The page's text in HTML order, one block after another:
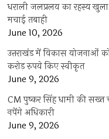
धराली जलप्रलय का रहस्य
मचाई तबाही
June 10, 2026
उत्तराखंड में विकास योजनाओं
करोड़ रुपये किए स्वीकृत
June 9, 2026
CM पुष्कर सिंह धामी की सख्त
नपेंगे अधिकारी
June 9, 2026